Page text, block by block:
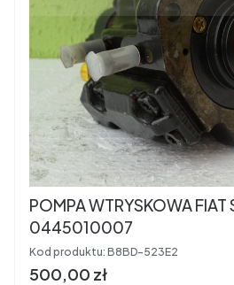
POMPA WTRYSKOWA FIAT
0445010007
Kod produktu: B8BD-523E2
Cena brutto
500,00 zł